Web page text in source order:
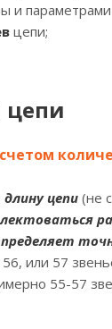
и
цепи;
цепи
цепи (не
или 57
55-57